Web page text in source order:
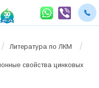
/ Литература по ЛКМ /
свойства цинковых